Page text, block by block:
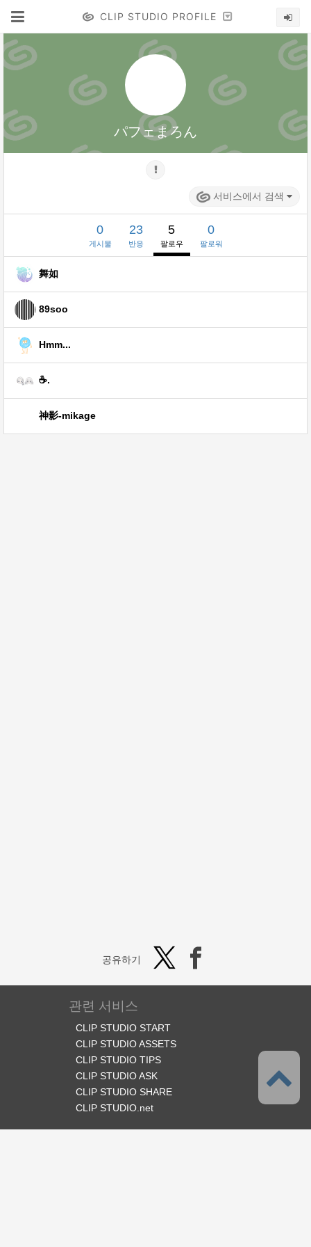
CLIP STUDIO PROFILE
パフェまろん
서비스에서 검색
0
게시물
23
반응
5
팔로우
0
팔로워
舞如
89soo
Hmm...
☕.
神影-mikage
공유하기
관련 서비스
CLIP STUDIO START
CLIP STUDIO ASSETS
CLIP STUDIO TIPS
CLIP STUDIO ASK
CLIP STUDIO SHARE
CLIP STUDIO.net